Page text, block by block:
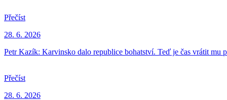
Přečíst
28. 6. 2026
Petr Kazík: Karvinsko dalo republice bohatství. Teď je čas vrátit mu
Přečíst
28. 6. 2026